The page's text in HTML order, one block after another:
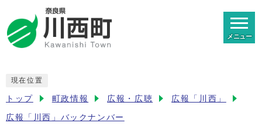
メニュー
現在位置
トップ 町政情報 広報・広聴 広報「川西」
広報「川西」バックナンバー